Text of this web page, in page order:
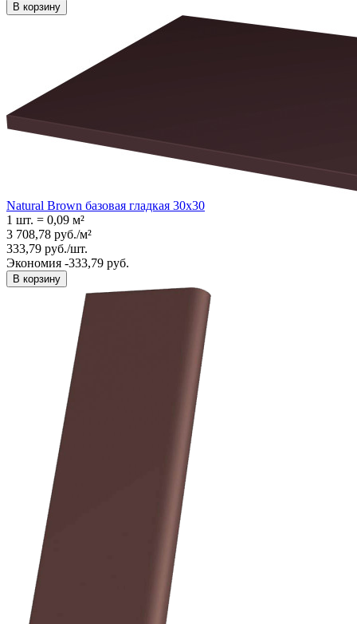
В корзину
Natural Brown базовая гладкая 30x30
1 шт. = 0,09 м²
3 708,78 руб./м²
333,79 руб./шт.
Экономия -333,79 руб.
В корзину